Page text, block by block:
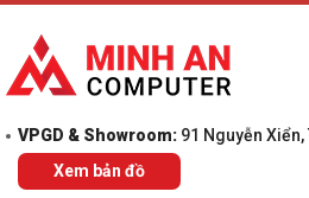
VPGD & Showroom: 91 Nguyễn Xiển,
Xem bản đồ